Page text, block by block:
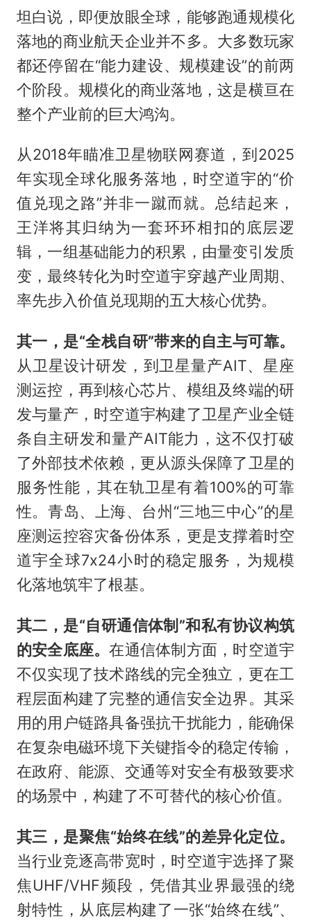
坦白说，即便放眼全球，能够跑通规模化
落地的商业航天企业并不多。大多数玩家
都还停留在“能力建设、规模建设”的前两
个阶段。规模化的商业落地，这是横亘在
整个产业前的巨大鸿沟。
从2018年瞄准卫星物联网赛道，到2025
年实现全球化服务落地，时空道宇的“价
值兑现之路”并非一蹴而就。总结起来，
王洋将其归纳为一套环环相扣的底层逻
辑，一组基础能力的积累，由量变引发质
变，最终转化为时空道宇穿越产业周期、
率先步入价值兑现期的五大核心优势。
其一，是“全栈自研”带来的自主与可靠。
从卫星设计研发，到卫星量产AIT、星座
测运控，再到核心芯片、模组及终端的研
发与量产，时空道宇构建了卫星产业全链
条自主研发和量产AIT能力，这不仅打破
了外部技术依赖，更从源头保障了卫星的
服务性能，其在轨卫星有着100%的可靠
性。青岛、上海、台州“三地三中心”的星
座测运控容灾备份体系，更是支撑着时空
道宇全球7x24小时的稳定服务，为规模
化落地筑牢了根基。
其二，是“自研通信体制”和私有协议构筑
的安全底座。在通信体制方面，时空道宇
不仅实现了技术路线的完全独立，更在工
程层面构建了完整的通信安全边界。其采
用的用户链路具备强抗干扰能力，能确保
在复杂电磁环境下关键指令的稳定传输，
在政府、能源、交通等对安全有极致要求
的场景中，构建了不可替代的核心价值。
其三，是聚焦“始终在线”的差异化定位。
当行业竞逐高带宽时，时空道宇选择了聚
焦UHF/VHF频段，凭借其业界最强的绕
射特性，从底层构建了一张“始终在线”、